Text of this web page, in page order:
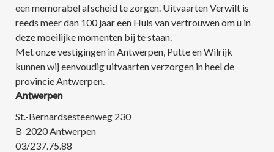
een memorabel afscheid te zorgen. Uitvaarten Verwilt is
reeds meer dan 100 jaar een Huis van vertrouwen om u in
deze moeilijke momenten bij te staan.
Met onze vestigingen in Antwerpen, Putte en Wilrijk
kunnen wij eenvoudig uitvaarten verzorgen in heel de
provincie Antwerpen.
Antwerpen
St.-Bernardsesteenweg 230
B-2020 Antwerpen
03/237.75.88